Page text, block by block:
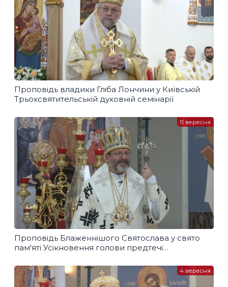
Проповідь владики Гліба Лончини у Київській
Трьохсвятительській духовній семінарії
Проповідь Блаженнішого Святослава у свято
пам'яті Усікновення голови предтечі
11 вересня
4 вересня